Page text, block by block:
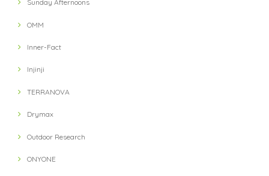
Sunday Afternoons
OMM
Inner-Fact
Injinji
TERRANOVA
Drymax
Outdoor Research
ONYONE